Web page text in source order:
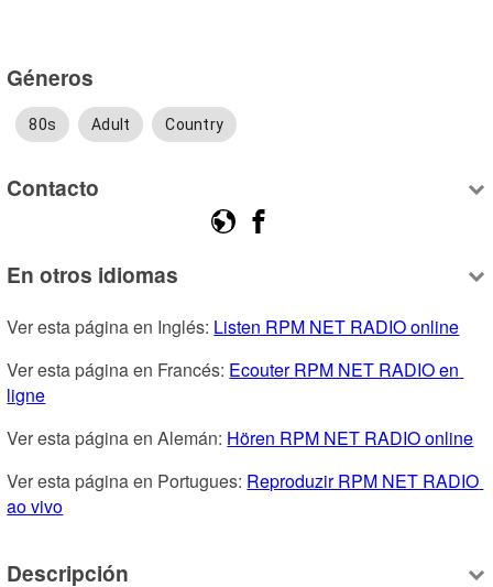
Géneros
80s Adult Country
Contacto
En otros idiomas
Ver esta página en Inglés: Listen RPM NET RADIO online
Ver esta página en Francés: Ecouter RPM NET RADIO en
ligne
Ver esta página en Alemán: Hören RPM NET RADIO online
Ver esta página en Portugues: Reproduzir RPM NET RADIO
ao vivo
Descripción